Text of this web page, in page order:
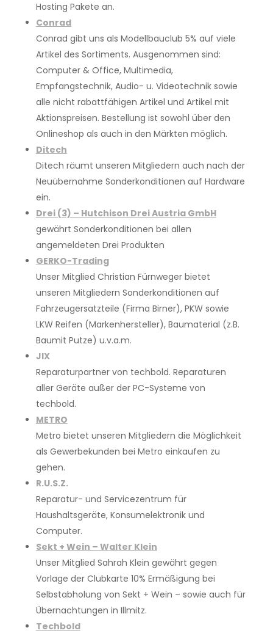
Hosting Pakete an.
Conrad
Conrad gibt uns als Modellbauclub 5% auf viele
Artikel des Sortiments. Ausgenommen sind:
Computer & Office, Multimedia,
Empfangstechnik, Audio- u. Videotechnik sowie
alle nicht rabatt­fähigen Artikel und Artikel mit
Aktionspreisen. Bestellung ist sowohl über den
Onlineshop als auch in den Märkten möglich.
Ditech
Ditech räumt unseren Mitgliedern auch nach der
Neuübernahme Sonderkonditionen auf Hardware
ein.
Drei (3) – Hutchison Drei Austria GmbH
gewährt Sonderkonditionen bei allen
angemeldeten Drei Produkten
GERKO-Trading
Unser Mitglied Christian Fürnweger bietet
unseren Mitgliedern Sonderkonditionen auf
Fahrzeugersatzteile (Firma Birner), PKW sowie
LKW Reifen (Markenhersteller), Baumaterial (z.B.
Baumit Putze) u.v.a.m.
JIX
Reparaturpartner von techbold. Reparaturen
aller Geräte außer der PC-Systeme von
techbold.
METRO
Metro bietet unseren Mitgliedern die Möglichkeit
als Gewerbekunden bei Metro einkaufen zu
gehen.
R.U.S.Z.
Reparatur- und Servicezentrum für
Haushaltsgeräte, Konsumelektronik und
Computer.
Sekt + Wein – Walter Klein
Unser Mitglied Sahrah Klein gewährt gegen
Vorlage der Clubkarte 10% Ermäßigung bei
Selbstabholung von Sekt + Wein – sowie auch für
Übernachtungen in Illmitz.
Techbold